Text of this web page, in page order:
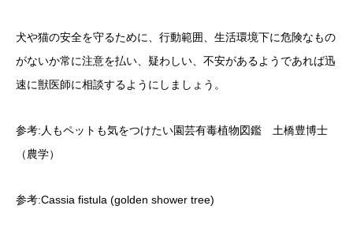
犬や猫の安全を守るために、行動範囲、生活環境下に危険なもの
がないか常に注意を払い、疑わしい、不安があるようであれば迅
速に獣医師に相談するようにしましょう。
参考:人もペットも気をつけたい園芸有毒植物図鑑 土橋豊博士
（農学）
参考:Cassia fistula (golden shower tree)